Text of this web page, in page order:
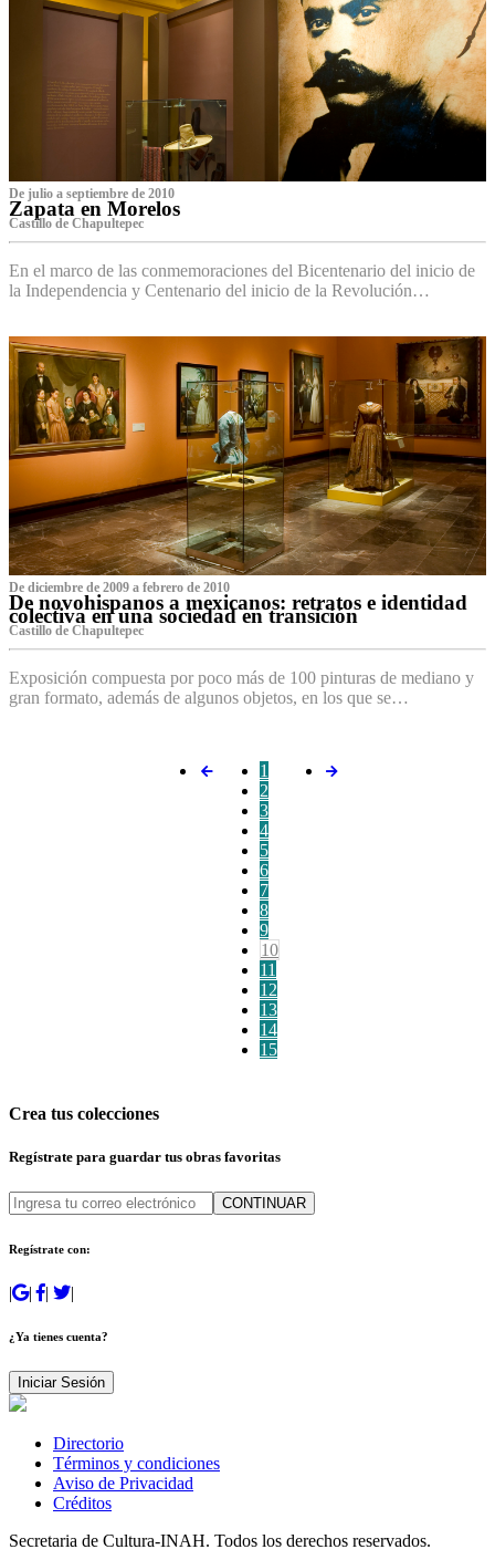
De julio a septiembre de 2010
Zapata en Morelos
Castillo de Chapultepec
En el marco de las conmemoraciones del Bicentenario del inicio de
la Independencia y Centenario del inicio de la Revolución…
De diciembre de 2009 a febrero de 2010
De novohispanos a mexicanos: retratos e identidad
colectiva en una sociedad en transición
Castillo de Chapultepec
Exposición compuesta por poco más de 100 pinturas de mediano y
gran formato, además de algunos objetos, en los que se…
1
2
3
4
5
6
7
8
9
10
11
12
13
14
15
Crea tus colecciones
Regístrate para guardar tus obras favoritas
CONTINUAR
Regístrate con:
| | | |
¿Ya tienes cuenta?
Iniciar Sesión
Directorio
Términos y condiciones
Aviso de Privacidad
Créditos
Secretaria de Cultura-INAH. Todos los derechos reservados.